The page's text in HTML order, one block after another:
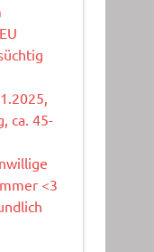
ca. 45-
<3